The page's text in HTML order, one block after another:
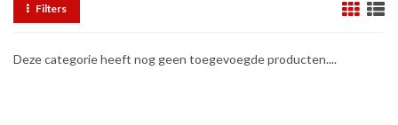
Filters
Deze categorie heeft nog geen toegevoegde producten....